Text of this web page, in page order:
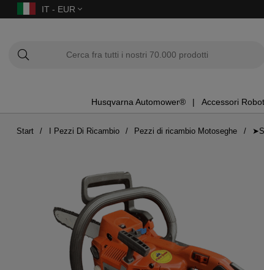
IT - EUR
Husqvarna Automower® Accessori
Start I Pezzi Di Ricambio Pezzi di ricambio Motoseghe